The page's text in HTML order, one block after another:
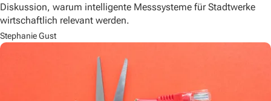
Diskussion, warum intelligente Messsysteme für Stadtwerke
wirtschaftlich relevant werden.
Stephanie Gust